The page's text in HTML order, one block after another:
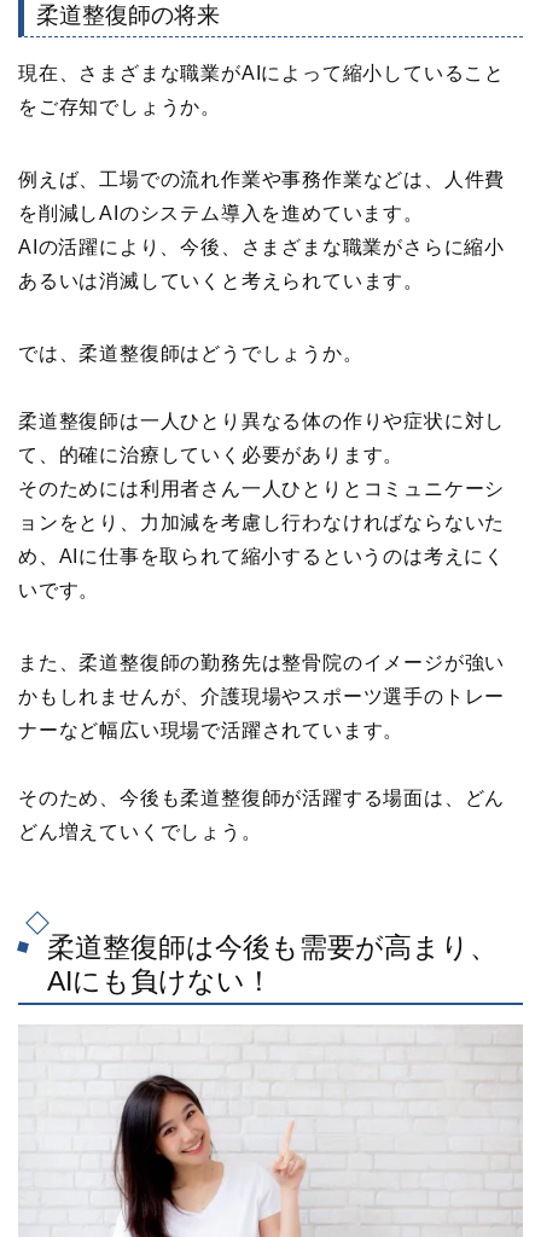
柔道整復師の将来
現在、さまざまな職業がAIによって縮小していること
をご存知でしょうか。
例えば、工場での流れ作業や事務作業などは、人件費
を削減しAIのシステム導入を進めています。
AIの活躍により、今後、さまざまな職業がさらに縮小
あるいは消滅していくと考えられています。
では、柔道整復師はどうでしょうか。
柔道整復師は一人ひとり異なる体の作りや症状に対し
て、的確に治療していく必要があります。
そのためには利用者さん一人ひとりとコミュニケーシ
ョンをとり、力加減を考慮し行わなければならないた
め、AIに仕事を取られて縮小するというのは考えにく
いです。
また、柔道整復師の勤務先は整骨院のイメージが強い
かもしれませんが、介護現場やスポーツ選手のトレー
ナーなど幅広い現場で活躍されています。
そのため、今後も柔道整復師が活躍する場面は、どん
どん増えていくでしょう。
柔道整復師は今後も需要が高まり、
AIにも負けない！